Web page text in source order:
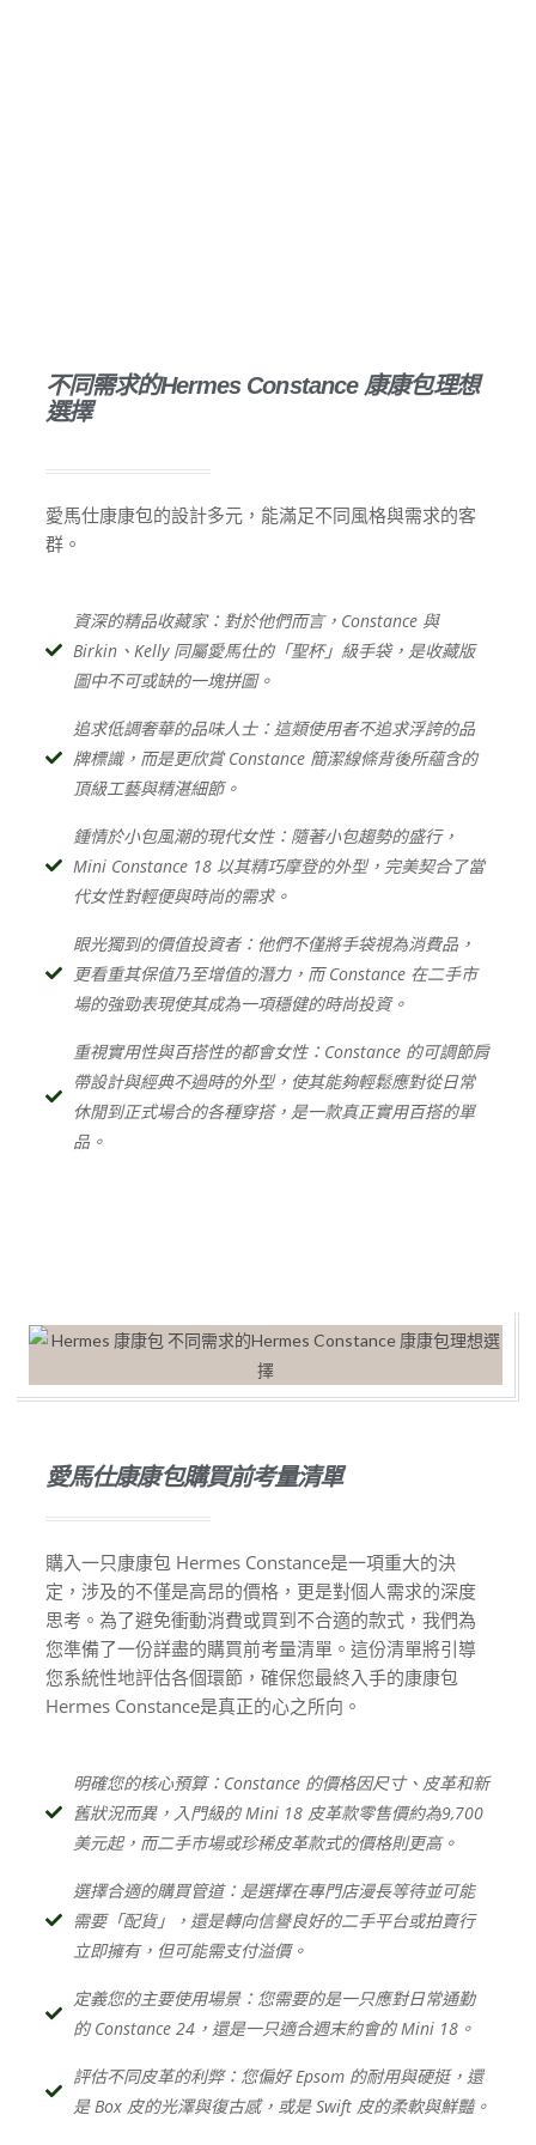
不同需求的Hermes Constance 康康包理想
選擇
愛馬仕康康包的設計多元，能滿足不同風格與需求的客
群。
資深的精品收藏家：對於他們而言，Constance 與
Birkin、Kelly 同屬愛馬仕的「聖杯」級手袋，是收藏版
圖中不可或缺的一塊拼圖。
追求低調奢華的品味人士：這類使用者不追求浮誇的品
牌標識，而是更欣賞 Constance 簡潔線條背後所蘊含的
頂級工藝與精湛細節。
鍾情於小包風潮的現代女性：隨著小包趨勢的盛行，
Mini Constance 18 以其精巧摩登的外型，完美契合了當
代女性對輕便與時尚的需求。
眼光獨到的價值投資者：他們不僅將手袋視為消費品，
更看重其保值乃至增值的潛力，而 Constance 在二手市
場的強勁表現使其成為一項穩健的時尚投資。
重視實用性與百搭性的都會女性：Constance 的可調節肩
帶設計與經典不過時的外型，使其能夠輕鬆應對從日常
休閒到正式場合的各種穿搭，是一款真正實用百搭的單
品。
愛馬仕康康包購買前考量清單
購入一只康康包 Hermes Constance是一項重大的決
定，涉及的不僅是高昂的價格，更是對個人需求的深度
思考。為了避免衝動消費或買到不合適的款式，我們為
您準備了一份詳盡的購買前考量清單。這份清單將引導
您系統性地評估各個環節，確保您最終入手的康康包
Hermes Constance是真正的心之所向。
明確您的核心預算：Constance 的價格因尺寸、皮革和新
舊狀況而異，入門級的 Mini 18 皮革款零售價約為9,700
美元起，而二手市場或珍稀皮革款式的價格則更高。
選擇合適的購買管道：是選擇在專門店漫長等待並可能
需要「配貨」，還是轉向信譽良好的二手平台或拍賣行
立即擁有，但可能需支付溢價。
定義您的主要使用場景：您需要的是一只應對日常通勤
的 Constance 24，還是一只適合週末約會的 Mini 18。
評估不同皮革的利弊：您偏好 Epsom 的耐用與硬挺，還
是 Box 皮的光澤與復古感，或是 Swift 皮的柔軟與鮮豔。